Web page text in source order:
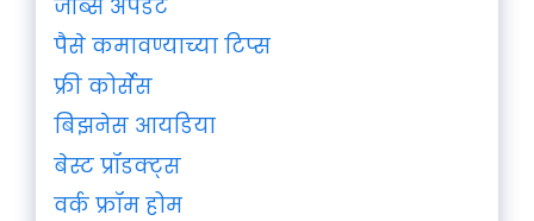
जॉब्स अपडेट
पैसे कमावण्याच्या टिप्स
फ्री कोर्सेस
बिझनेस आयडिया
बेस्ट प्रॉडक्ट्स
वर्क फ्रॉम होम